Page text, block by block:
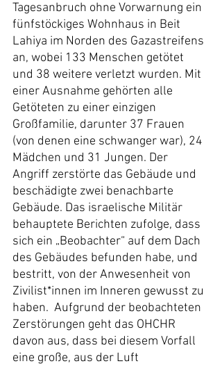
Tagesanbruch ohne Vorwarnung ein
fünfstöckiges Wohnhaus in Beit
Lahiya im Norden des Gazastreifens
an, wobei 133 Menschen getötet
und 38 weitere verletzt wurden. Mit
einer Ausnahme gehörten alle
Getöteten zu einer einzigen
Großfamilie, darunter 37 Frauen
(von denen eine schwanger war), 24
Mädchen und 31 Jungen. Der
Angriff zerstörte das Gebäude und
beschädigte zwei benachbarte
Gebäude. Das israelische Militär
behauptete Berichten zufolge, dass
sich ein „Beobachter“ auf dem Dach
des Gebäudes befunden habe, und
bestritt, von der Anwesenheit von
Zivilist*innen im Inneren gewusst zu
haben.  Aufgrund der beobachteten
Zerstörungen geht das OHCHR
davon aus, dass bei diesem Vorfall
eine große, aus der Luft